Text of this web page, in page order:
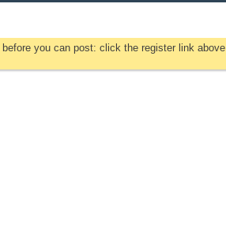
before you can post: click the register link